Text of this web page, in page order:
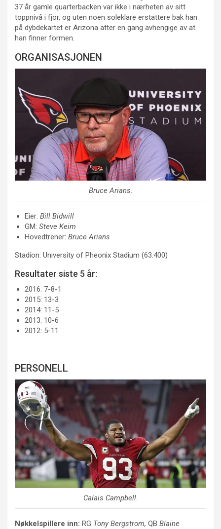
37 år gamle quarterbacken var ikke i nærheten av sitt
toppnivå i fjor, og uten noen soleklare erstattere bak han
på dybdekartet er Arizona atter en gang avhengige av at
han finner formen.
ORGANISASJONEN
Bruce Arians.
Eier: Bill Bidwill
GM: Steve Keim
Hovedtrener: Bruce Arians
Stadion: University of Pheonix Stadium (63.400)
Resultater siste 5 år:
2016: 7-8-1
2015: 13-3
2014: 11-5
2013: 10-6
2012: 5-11
PERSONELL
Calais Campbell.
Nøkkelspillere inn: RG Tony Bergstrom, QB Blaine